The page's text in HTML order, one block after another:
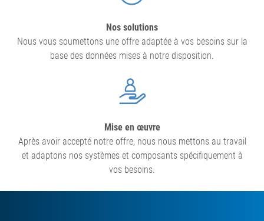
Nos solutions
Nous vous soumettons une offre adaptée à vos besoins sur la
base des données mises à notre disposition.
Mise en œuvre
Après avoir accepté notre offre, nous nous mettons au travail
et adaptons nos systèmes et composants spécifiquement à
vos besoins.